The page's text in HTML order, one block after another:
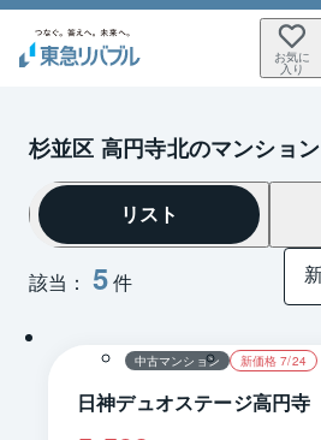
お気に
入り
杉並区 高円寺北のマンション
該当： 5件
リスト
1 / 0
中古マンション 新価格 7/24
日神デュオステージ高円寺